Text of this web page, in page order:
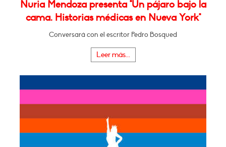
Nuria Mendoza presenta "Un pájaro bajo la
cama. Historias médicas en Nueva York"
Conversará con el escritor Pedro Bosqued
Leer más...